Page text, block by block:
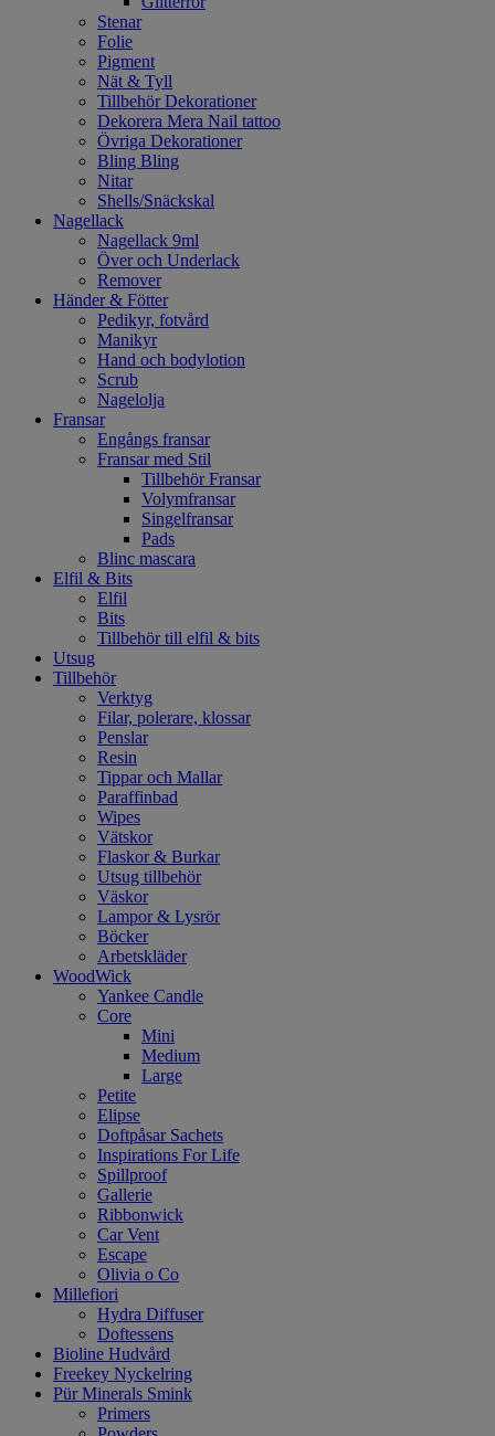
Stenar
Folie
Pigment
Nät & Tyll
Tillbehör Dekorationer
Dekorera Mera Nail tattoo
Övriga Dekorationer
Bling Bling
Nitar
Shells/Snäckskal
Nagellack
Nagellack 9ml
Över och Underlack
Remover
Händer & Fötter
Pedikyr, fotvård
Manikyr
Hand och bodylotion
Scrub
Nagelolja
Fransar
Engångs fransar
Fransar med Stil
Tillbehör Fransar
Volymfransar
Singelfransar
Pads
Blinc mascara
Elfil & Bits
Elfil
Bits
Tillbehör till elfil & bits
Utsug
Tillbehör
Verktyg
Filar, polerare, klossar
Penslar
Resin
Tippar och Mallar
Paraffinbad
Wipes
Vätskor
Flaskor & Burkar
Utsug tillbehör
Väskor
Lampor & Lysrör
Böcker
Arbetskläder
WoodWick
Yankee Candle
Core
Mini
Medium
Large
Petite
Elipse
Doftpåsar Sachets
Inspirations For Life
Spillproof
Gallerie
Ribbonwick
Car Vent
Escape
Olivia o Co
Millefiori
Hydra Diffuser
Doftessens
Bioline Hudvård
Freekey Nyckelring
Pür Minerals Smink
Primers